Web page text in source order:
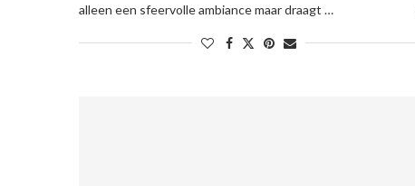
alleen een sfeervolle ambiance maar draagt …